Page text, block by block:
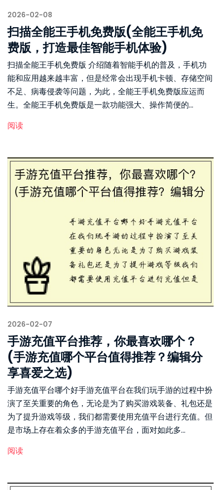
2026-02-08
扫描全能王手机免费版(全能王手机免
费版，打造最佳智能手机体验)
扫描全能王手机免费版 介绍随着智能手机的普及，手机功
能和应用越来越丰富，但是经常会出现手机卡顿、存储空间
不足、病毒侵袭等问题，为此，全能王手机免费版应运而
生。全能王手机免费版是一款功能强大、操作简便的...
阅读
2026-02-07
手游充值平台推荐，你最喜欢哪个？
(手游充值哪个平台值得推荐？编辑分
享喜爱之选)
手游充值平台哪个好手游充值平台在我们玩手游的过程中扮
演了至关重要的角色，无论是为了购买游戏装备、礼包还是
为了提升游戏等级，我们都需要使用充值平台进行充值。但
是市场上存在着众多的手游充值平台，面对如此多...
阅读